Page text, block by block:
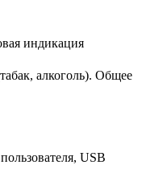
индикация
алкоголь). Общее
USB